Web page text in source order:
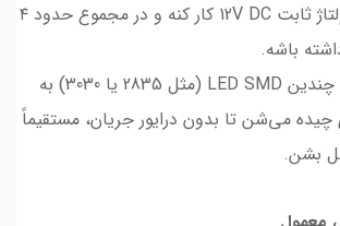
طراحی شده تا با ولتاژ ثابت 12V DC کار کنه و در مجموع حدود ۴
باشه.
روی این برد معمولاً چندین LED SMD (مثل 2835 یا 3030) به
می‌شن تا بدون درایور جریان، مستقیماً